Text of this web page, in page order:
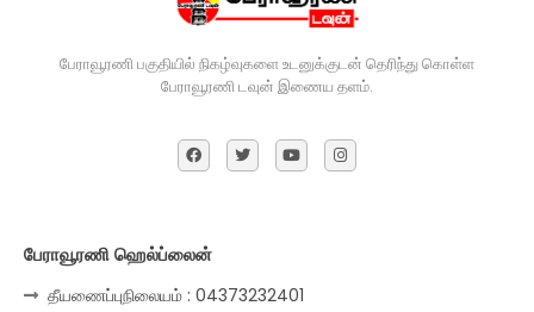
பேராவூரணி பகுதியில் நிகழ்வுகளை உடனுக்குடன் தெரிந்து கொள்ள
பேராவூரணி டவுன் இணைய தளம்.
பேராவூரணி ஹெல்ப்லைன்
தீயணைப்புநிலையம் : 04373232401